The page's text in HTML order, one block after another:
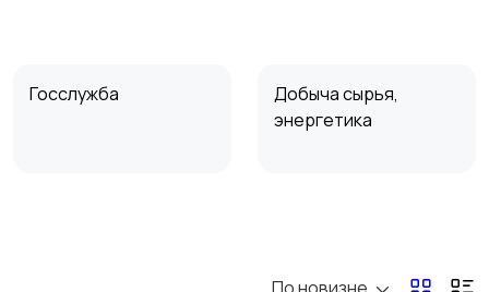
Госслужба
Добыча сырья,
энергетика